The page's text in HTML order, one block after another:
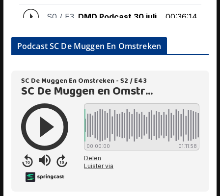
Podcast SC De Muggen En Omstreken